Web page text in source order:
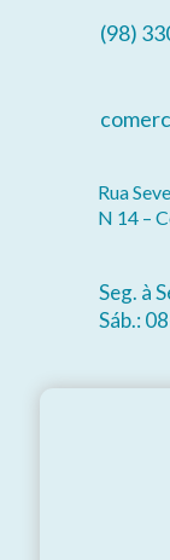
(98)
Rua
N 14 –
Seg. à
Sáb.: